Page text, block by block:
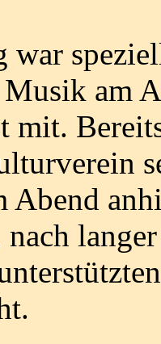
war
Musik am
mit.
Abend